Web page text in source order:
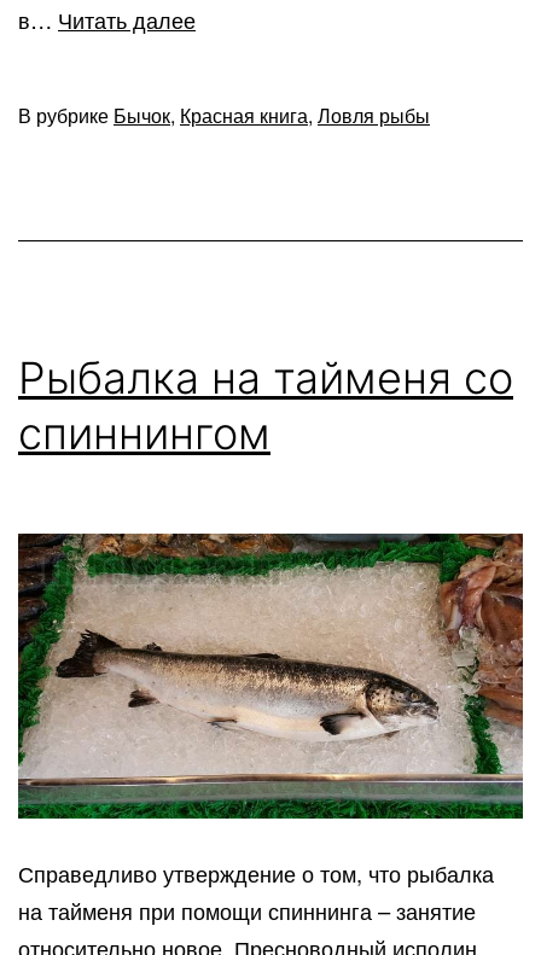
в… Читать далееРыба
разнообразие
основные
В рубрике Бычок, Красная книга, Ловля рыбы
Рыбалка на тайменя со
спиннингом
Справедливо утверждение о том, что рыбалка
на тайменя при помощи спиннинга – занятие
относительно новое. Пресноводный исполин